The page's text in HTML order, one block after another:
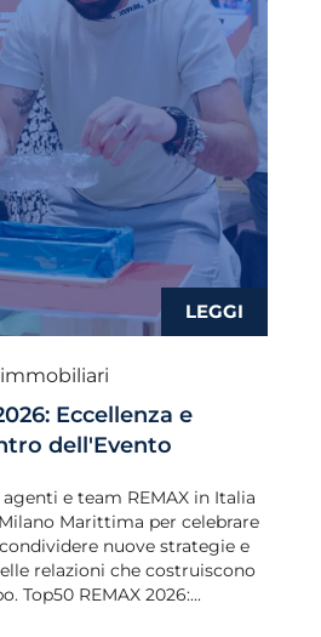
Eccellenza e
dell'Evento
e team REMAX in Italia
Marittima per celebrare
nuove strategie e
relazioni che costruiscono
Top50 REMAX 2026:...